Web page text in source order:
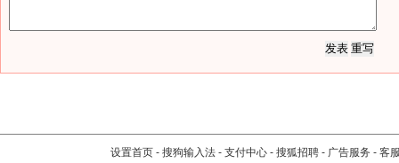
设置首页 - 搜狗输入法 - 支付中心 - 搜狐招聘 - 广告服务 - 客